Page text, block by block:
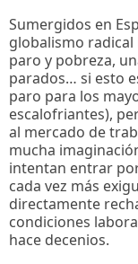
Sumergidos en
globalismo
paro y pobreza,
parados… si esto
paro para los
escalofriantes),
al mercado de
mucha
intentan entrar
cada vez más
directamente
condiciones
hace decenios.